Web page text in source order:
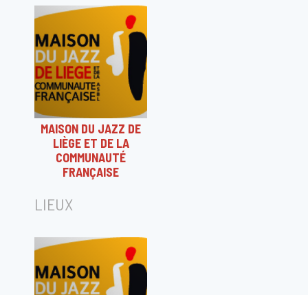
MAISON DU JAZZ DE
LIÈGE ET DE LA
COMMUNAUTÉ
FRANÇAISE
LIEUX